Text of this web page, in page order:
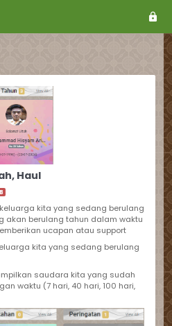
Haul
kita yang sedang berulang
akan berulang tahun dalam waktu
ucapan atau support
kita yang sedang berulang
saudara kita yang sudah
waktu (7 hari, 40 hari, 100 hari,